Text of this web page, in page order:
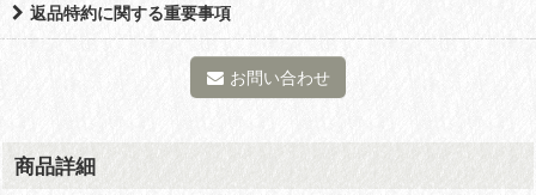
返品特約に関する重要事項
お問い合わせ
商品詳細